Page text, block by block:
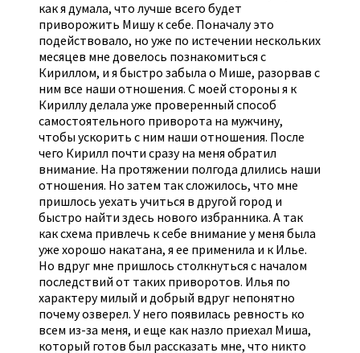
как я думала, что лучше всего будет
приворожить Мишу к себе. Поначалу это
подействовало, но уже по истечении нескольких
месяцев мне довелось познакомиться с
Кириллом, и я быстро забыла о Мише, разорвав с
ним все наши отношения. С моей стороны я к
Кириллу делала уже проверенный способ
самостоятельного приворота на мужчину,
чтобы ускорить с ним наши отношения. После
чего Кирилл почти сразу на меня обратил
внимание. На протяжении полгода длились наши
отношения. Но затем так сложилось, что мне
пришлось уехать учиться в другой город и
быстро найти здесь нового избранника. А так
как схема привлечь к себе внимание у меня была
уже хорошо накатана, я ее применила и к Илье.
Но вдруг мне пришлось столкнуться с началом
последствий от таких приворотов. Илья по
характеру милый и добрый вдруг непонятно
почему озверел. У него появилась ревность ко
всем из-за меня, и еще как назло приехал Миша,
который готов был рассказать мне, что никто